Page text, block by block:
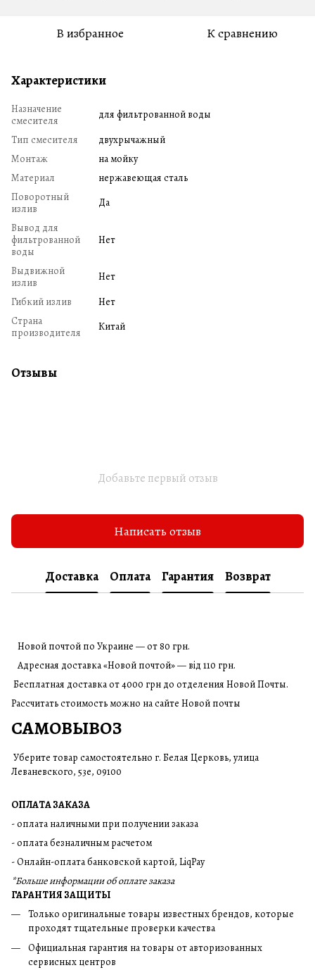
В избранное К сравнению
Характеристики
Назначение
смесителя
для фильтрованной воды
Тип смесителя
двухрычажный
Монтаж
на мойку
Материал
нержавеющая сталь
Поворотный
излив
Да
Вывод для
фильтрованной
воды
Нет
Выдвижной
излив
Нет
Гибкий излив
Нет
Страна
производителя
Китай
Отзывы
Добавьте первый отзыв
Написать отзыв
Доставка Оплата Гарантия Возврат
Новой почтой по Украине — от 80 грн.
Адресная доставка «Новой почтой» — від 110 грн.
Бесплатная доставка от 4000 грн до отделения Новой Почты.
Рассчитать стоимость можно на сайте Новой почты
САМОВЫВОЗ
Уберите товар самостоятельно г. Белая Церковь, улица
Леваневского, 53е, 09100
ОПЛАТА ЗАКАЗА
- оплата наличными при получении заказа
- оплата безналичным расчетом
- Онлайн-оплата банковской картой, LiqPay
*Больше информации об оплате заказа
ГАРАНТИЯ ЗАЩИТЫ
Только оригинальные товары известных брендов, которые
проходят тщательные проверки качества
Официальная гарантия на товары от авторизованных
сервисных центров